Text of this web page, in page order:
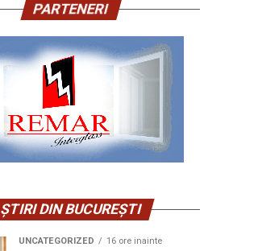
PARTENERI
ȘTIRI DIN BUCUREȘTI
UNCATEGORIZED 16 ore inainte